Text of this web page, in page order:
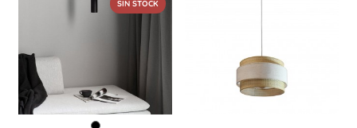
SIN STOCK